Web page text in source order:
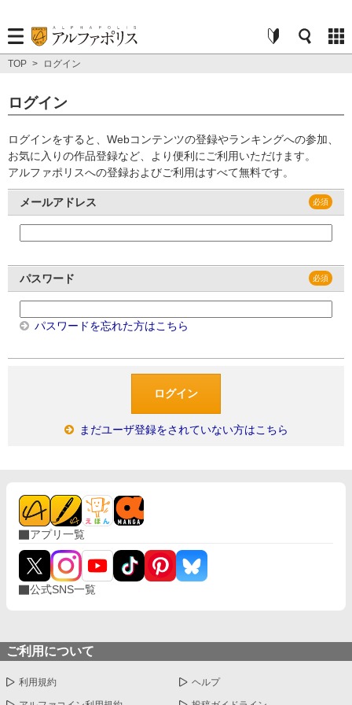
TOP > ログイン
ログイン
ログインをすると、Webコンテンツの登録やランキングへの参加、
お気に入りの作品登録など、より便利にご利用いただけます。
アルファポリスへの登録およびご利用はすべて無料です。
メールアドレス
パスワード
パスワードを忘れた方はこちら
まだユーザ登録をされていない方はこちら
アプリ一覧
公式SNS一覧
ご利用について
利用規約 ヘルプ